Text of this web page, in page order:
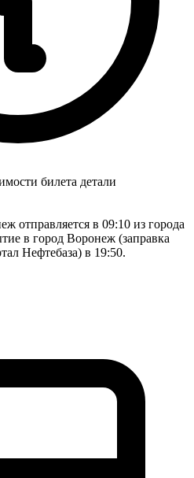
билета детали
отправляется в 09:10 из города
в город Воронеж (заправка
Нефтебаза) в 19:50.